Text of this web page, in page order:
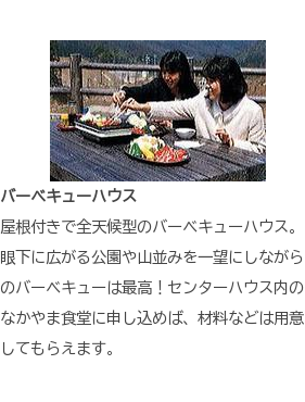
バーベキューハウス
屋根付きで全天候型のバーベキューハウス。
眼下に広がる公園や山並みを一望にしながら
のバーベキューは最高！センターハウス内の
なかやま食堂に申し込めば、材料などは用意
してもらえます。